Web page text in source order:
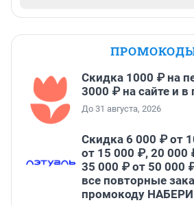
Скидка 1000 ₽ на
3000 ₽ на сайте и
До 31 августа, 2026
Скидка 6 000 ₽ от
от 15 000 ₽, 20 000
35 000 ₽ от 50 000
все повторные
промокоду НАБЕРИ